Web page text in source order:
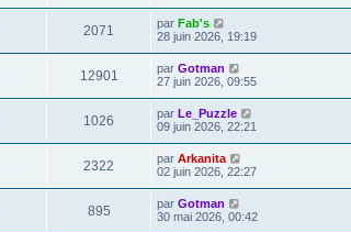
2071 par Fab's
28 juin 2026, 19:19
12901 par Gotman
27 juin 2026, 09:55
1026 par Le_Puzzle
09 juin 2026, 22:21
2322 par Arkanita
02 juin 2026, 22:27
895 par Gotman
30 mai 2026, 00:42